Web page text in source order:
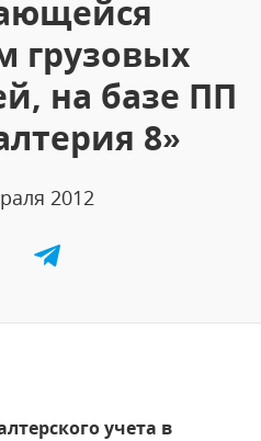
грузовых
на базе ПП
8»
2012
учета в